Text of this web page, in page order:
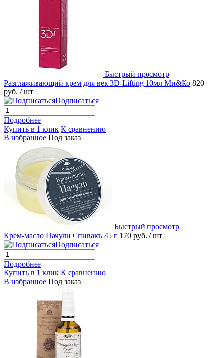
Быстрый просмотр
Разглаживающий крем для век 3D-Lifting 10мл Ми&Ко 820
руб. / шт
Подписаться
Подробнее
Купить в 1 клик К сравнению
В избранное Под заказ
Быстрый просмотр
Крем-масло Пачули Спивакъ 45 г 170 руб. / шт
Подписаться
Подробнее
Купить в 1 клик К сравнению
В избранное Под заказ